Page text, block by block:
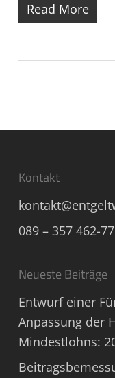
Read More
Kontakt
089 – 357 462-77
Neueste Beiträge
Entwurf einer
Anpassung der
Mindestlohns: